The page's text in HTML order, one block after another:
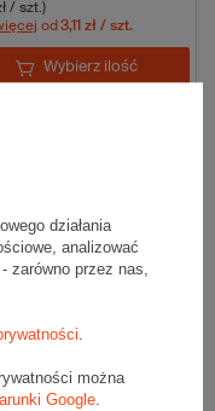
/ szt.)
od 3,11 zł / szt.
Wybierz ilość
klapowy 400x400x100mm
560g/m2 Szary Komplet
działania
analizować
zarówno przez nas,
można
Google